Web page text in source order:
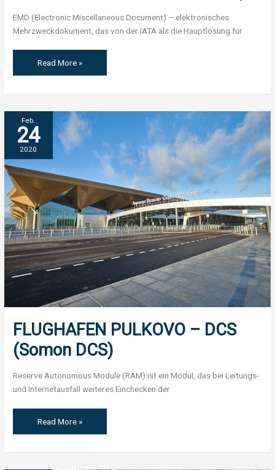
EMD (Electronic Miscellaneous Document) – elektronisches
Mehrzweckdokument, das von der IATA als die Hauptlösung für
Read More »
Feb.
24
2020
FLUGHAFEN PULKOVO – DCS
(Somon DCS)
Reserve Autonomous Module (RAM) ist ein Modul, das bei Leitungs-
und Internetausfall weiteres Einchecken der
FLUGHAFEN
PULKOVO
–
DCS
(Somon
Read More »